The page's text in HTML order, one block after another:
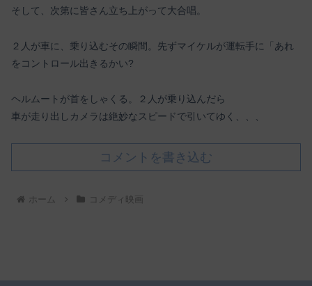
そして、次第に皆さん立ち上がって大合唱。
２人が車に、乗り込むその瞬間。先ずマイケルが運転手に「あれ
をコントロール出きるかい?
ヘルムートが首をしゃくる。２人が乗り込んだら
車が走り出しカメラは絶妙なスピードで引いてゆく、、、
コメントを書き込む
ホーム コメディ映画